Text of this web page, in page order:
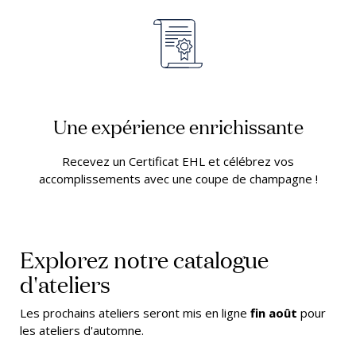
Une expérience enrichissante
Recevez un Certificat EHL et célébrez vos
accomplissements avec une coupe de champagne !
Explorez notre catalogue
d'ateliers
Les prochains ateliers seront mis en ligne fin août pour
les ateliers d'automne.